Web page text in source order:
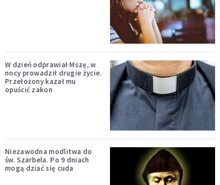
W dzień odprawiał Mszę, w
nocy prowadził drugie życie.
Przełożony kazał mu
opuścić zakon
Niezawodna modlitwa do
św. Szarbela. Po 9 dniach
mogą dziać się cuda